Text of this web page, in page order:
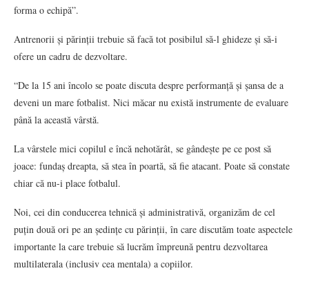
forma o echipă”.
Antrenorii și părinții trebuie să facă tot posibilul să-l ghideze și să-i
ofere un cadru de dezvoltare.
“De la 15 ani încolo se poate discuta despre performanță și șansa de a
deveni un mare fotbalist. Nici măcar nu există instrumente de evaluare
până la această vârstă.
La vârstele mici copilul e încă nehotărât, se gândește pe ce post să
joace: fundaș dreapta, să stea în poartă, să fie atacant. Poate să constate
chiar că nu-i place fotbalul.
Noi, cei din conducerea tehnică și administrativă, organizăm de cel
puțin două ori pe an ședințe cu părinții, în care discutăm toate aspectele
importante la care trebuie să lucrăm împreună pentru dezvoltarea
multilaterala (inclusiv cea mentala) a copiilor.